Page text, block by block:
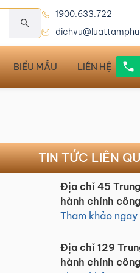
1900.633.722
BIỂU MẪU LIÊN HỆ
TIN TỨC LIÊN
Địa chỉ 45
hành chính
Tham khảo ngay
Địa chỉ 129
hành chính